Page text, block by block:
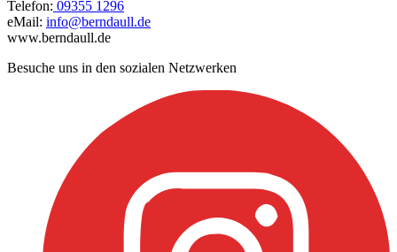
Telefon: 09355 1296
eMail: info@berndaull.de
www.berndaull.de
Besuche uns in den sozialen Netzwerken